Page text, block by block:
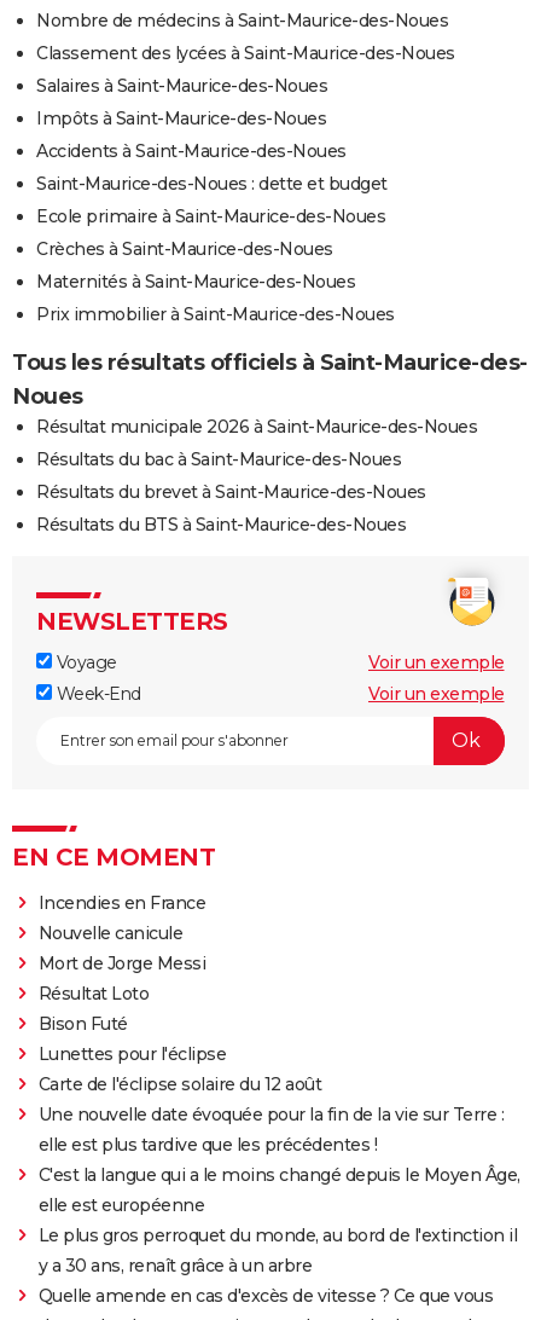
Nombre de médecins à Saint-Maurice-des-Noues
Classement des lycées à Saint-Maurice-des-Noues
Salaires à Saint-Maurice-des-Noues
Impôts à Saint-Maurice-des-Noues
Accidents à Saint-Maurice-des-Noues
Saint-Maurice-des-Noues : dette et budget
Ecole primaire à Saint-Maurice-des-Noues
Crèches à Saint-Maurice-des-Noues
Maternités à Saint-Maurice-des-Noues
Prix immobilier à Saint-Maurice-des-Noues
Tous les résultats officiels à Saint-Maurice-des-
Noues
Résultat municipale 2026 à Saint-Maurice-des-Noues
Résultats du bac à Saint-Maurice-des-Noues
Résultats du brevet à Saint-Maurice-des-Noues
Résultats du BTS à Saint-Maurice-des-Noues
NEWSLETTERS
Voyage
Voir un exemple
Week-End
Voir un exemple
EN CE MOMENT
Incendies en France
Nouvelle canicule
Mort de Jorge Messi
Résultat Loto
Bison Futé
Lunettes pour l'éclipse
Carte de l'éclipse solaire du 12 août
Une nouvelle date évoquée pour la fin de la vie sur Terre :
elle est plus tardive que les précédentes !
C'est la langue qui a le moins changé depuis le Moyen Âge,
elle est européenne
Le plus gros perroquet du monde, au bord de l'extinction il
y a 30 ans, renaît grâce à un arbre
Quelle amende en cas d'excès de vitesse ? Ce que vous